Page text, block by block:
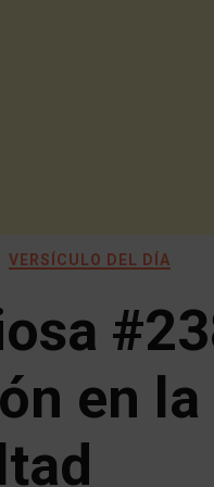
VERSÍCULO DEL DÍA
en la